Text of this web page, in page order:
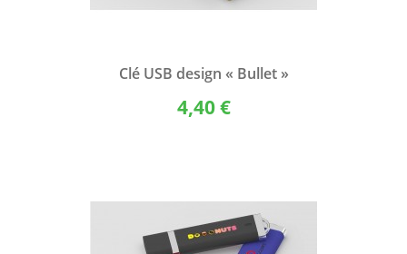
Clé USB design « Bullet »
4,40 €